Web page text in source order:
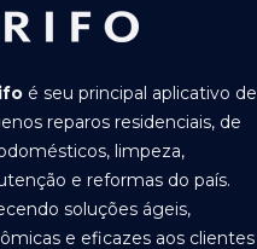
é seu principal aplicativo de
reparos residenciais, de
limpeza,
e reformas do país.
soluções ágeis,
e eficazes aos clientes